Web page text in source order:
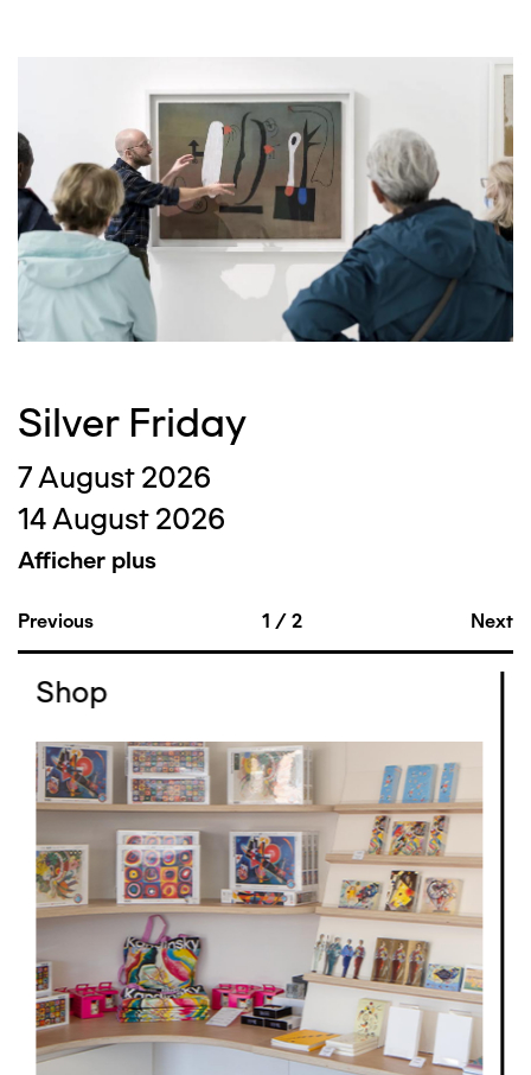
Silver Friday
7 August 2026
14 August 2026
Afficher plus
Previous 1 / 2 Next
Shop
Image